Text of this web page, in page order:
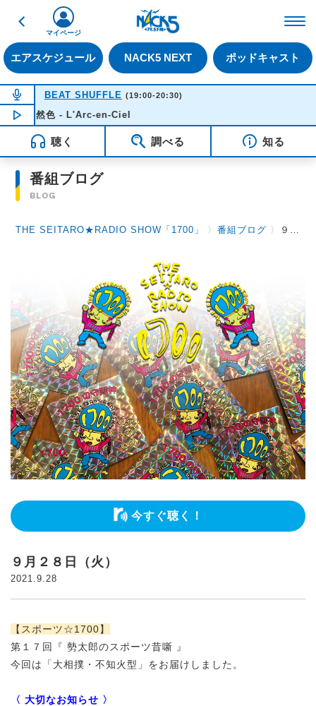
戻る
エアスケジュール NACK5 NEXT ポッドキャスト
マイページ
NOW ON AIR
BEAT SHUFFLE (19:00-20:30)
NOW PLAYING19:15
天然色 - L'Arc-en-Ciel
聴く 調べる 知る
番組ブログ
BLOG
THE SEITARO★RADIO SHOW「1700」 〉番組ブログ 〉 ９月２８日（火）
今すぐ聴く！
９月２８日（火）
2021.9.28
【スポーツ☆1700】
第１７回『 勢太郎のスポーツ昔噺 』
今回は「大相撲・不知火型」をお届けしました。
〈 大切なお知らせ 〉